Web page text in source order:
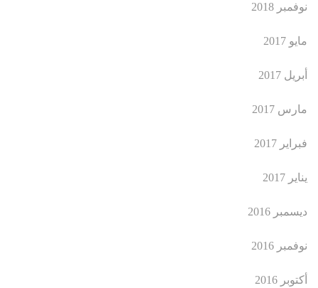
نوفمبر 2018
مايو 2017
أبريل 2017
مارس 2017
فبراير 2017
يناير 2017
ديسمبر 2016
نوفمبر 2016
أكتوبر 2016